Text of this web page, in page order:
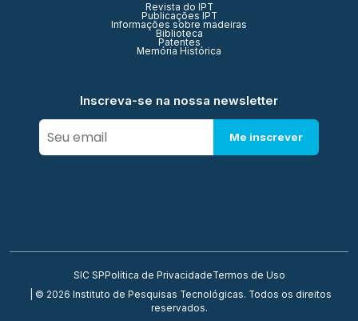
Revista do IPT
Publicações IPT
Informações sobre madeiras
Biblioteca
Patentes
Memória Histórica
Inscreva-se na nossa newsletter
Me inscrever
SIC SPPolítica de PrivacidadeTermos de Uso
| © 2026 Instituto de Pesquisas Tecnológicas. Todos os direitos
reservados.